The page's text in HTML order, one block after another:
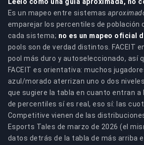
Es un mapeo entre sistemas
emparejar los percentiles de población
cada sistema; no es un mapeo oficial
pools son de verdad distintos. FACEIT
pool más duro y autoseleccionado, así
FACEIT es orientativa: muchos
azul/morado aterrizan uno o dos
que sugiere la tabla en cuanto entran a
de percentiles sí es real, eso sí: las
Competitive vienen de las
Esports Tales de marzo de 2026 (el
datos detrás de la tabla de más arriba